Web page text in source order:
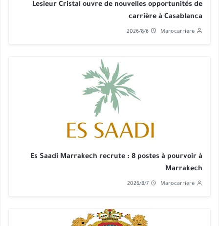
Lesieur Cristal ouvre de nouvelles opportunités de
carrière à Casablanca
Marocarriere
2026/8/6
Es Saadi Marrakech recrute : 8 postes à pourvoir à
Marrakech
Marocarriere
2026/8/7